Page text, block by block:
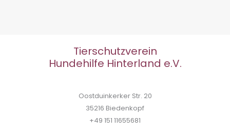
Tierschutzverein
Hundehilfe Hinterland e.V.
Oostduinkerker Str. 20
35216 Biedenkopf
+49 151 11655681